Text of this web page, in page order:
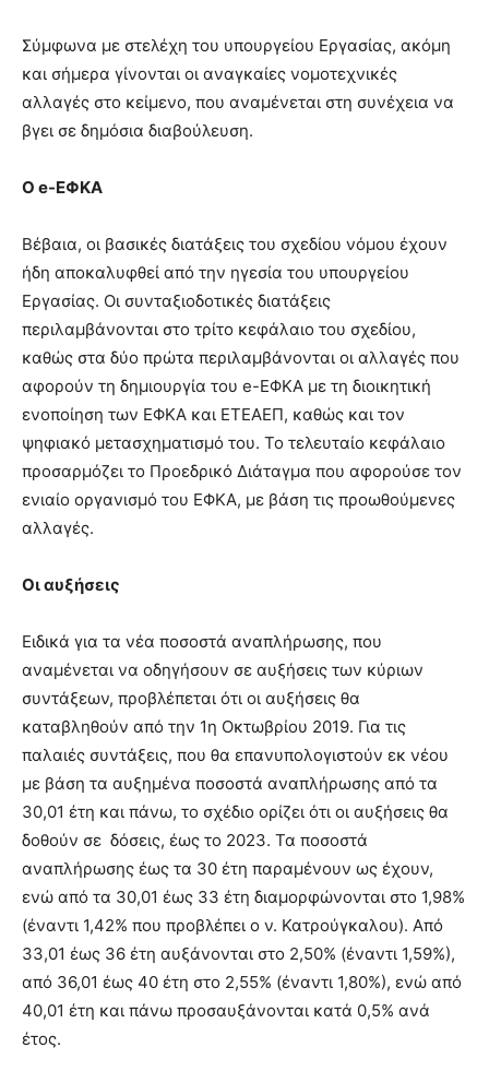
Σύμφωνα με στελέχη του υπουργείου Εργασίας, ακόμη
και σήμερα γίνονται οι αναγκαίες νομοτεχνικές
αλλαγές στο κείμενο, που αναμένεται στη συνέχεια να
βγει σε δημόσια διαβούλευση.
O e-ΕΦΚΑ
Βέβαια, οι βασικές διατάξεις του σχεδίου νόμου έχουν
ήδη αποκαλυφθεί από την ηγεσία του υπουργείου
Εργασίας. Οι συνταξιοδοτικές διατάξεις
περιλαμβάνονται στο τρίτο κεφάλαιο του σχεδίου,
καθώς στα δύο πρώτα περιλαμβάνονται οι αλλαγές που
αφορούν τη δημιουργία του e-ΕΦΚΑ με τη διοικητική
ενοποίηση των ΕΦΚΑ και ΕΤΕΑΕΠ, καθώς και τον
ψηφιακό μετασχηματισμό του. Το τελευταίο κεφάλαιο
προσαρμόζει το Προεδρικό Διάταγμα που αφορούσε τον
ενιαίο οργανισμό του ΕΦΚΑ, με βάση τις προωθούμενες
αλλαγές.
Οι αυξήσεις
Ειδικά για τα νέα ποσοστά αναπλήρωσης, που
αναμένεται να οδηγήσουν σε αυξήσεις των κύριων
συντάξεων, προβλέπεται ότι οι αυξήσεις θα
καταβληθούν από την 1η Οκτωβρίου 2019. Για τις
παλαιές συντάξεις, που θα επανυπολογιστούν εκ νέου
με βάση τα αυξημένα ποσοστά αναπλήρωσης από τα
30,01 έτη και πάνω, το σχέδιο ορίζει ότι οι αυξήσεις θα
δοθούν σε δόσεις, έως το 2023. Τα ποσοστά
αναπλήρωσης έως τα 30 έτη παραμένουν ως έχουν,
ενώ από τα 30,01 έως 33 έτη διαμορφώνονται στο 1,98%
(έναντι 1,42% που προβλέπει ο ν. Κατρούγκαλου). Από
33,01 έως 36 έτη αυξάνονται στο 2,50% (έναντι 1,59%),
από 36,01 έως 40 έτη στο 2,55% (έναντι 1,80%), ενώ από
40,01 έτη και πάνω προσαυξάνονται κατά 0,5% ανά
έτος.